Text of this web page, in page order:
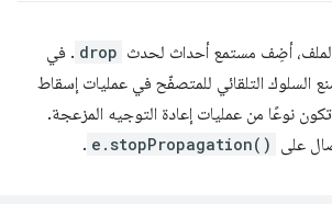
أضِف مستمع أحداث لحدث drop . في
السلوك التلقائي للمتصفّح في عمليات إسقاط
تكون نوعًا من عمليات إعادة التوجيه المزعجة.
على e.stopPropagation()
.